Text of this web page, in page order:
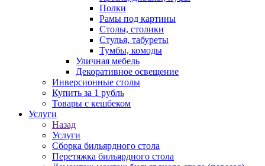
Полки
Рамы под картины
Столы, столики
Стулья, табуреты
Тумбы, комоды
Уличная мебель
Декоративное освещение
Инверсионные столы
Купить за 1 рубль
Товары с кешбеком
Услуги
Назад
Услуги
Сборка бильярдного стола
Перетяжка бильярдного стола